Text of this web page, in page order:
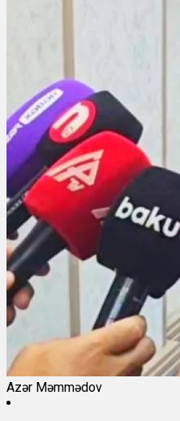
Azər Məmmədov